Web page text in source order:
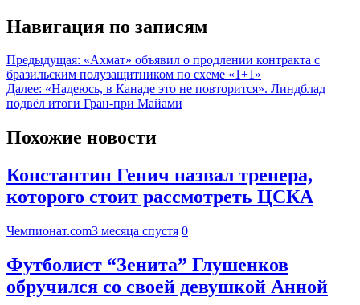
Навигация по записям
Предыдущая: «Ахмат» объявил о продлении контракта с
бразильским полузащитником по схеме «1+1»
Далее: «Надеюсь, в Канаде это не повторится». Линдблад
подвёл итоги Гран-при Майами
Похожие новости
Константин Генич назвал тренера,
которого стоит рассмотреть ЦСКА
Чемпионат.com3 месяца спустя 0
Футболист “Зенита” Глушенков
обручился со своей девушкой Анной